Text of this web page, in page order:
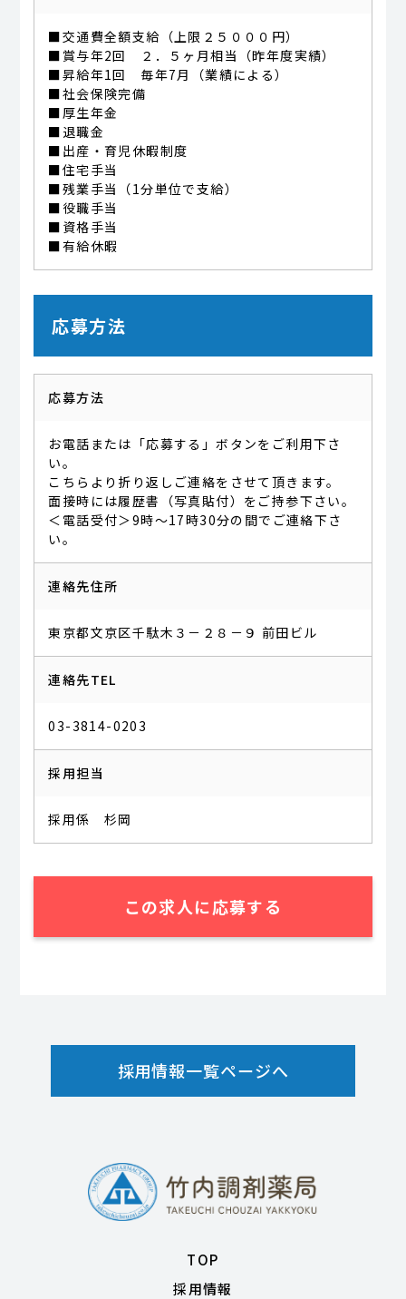
■交通費全額支給（上限２５０００円）
■賞与年2回 ２．５ヶ月相当（昨年度実績）
■昇給年1回 毎年7月（業績による）
■社会保険完備
■厚生年金
■退職金
■出産・育児休暇制度
■住宅手当
■残業手当（1分単位で支給）
■役職手当
■資格手当
■有給休暇
応募方法
応募方法
お電話または「応募する」ボタンをご利用下さ
い。
こちらより折り返しご連絡をさせて頂きます。
面接時には履歴書（写真貼付）をご持参下さい。
＜電話受付＞9時～17時30分の間でご連絡下さ
い。
連絡先住所
東京都文京区千駄木３－２８－９ 前田ビル
連絡先TEL
03-3814-0203
採用担当
採用係 杉岡
この求人に応募する
採用情報一覧ページへ
TOP
採用情報